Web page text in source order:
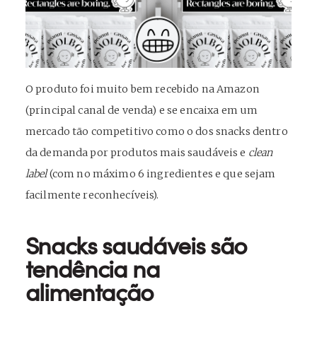
O produto foi muito bem recebido na Amazon
(principal canal de venda) e se encaixa em um
mercado tão competitivo como o dos snacks dentro
da demanda por produtos mais saudáveis e clean
label(com no máximo 6 ingredientes e que sejam
facilmente reconhecíveis).
Snacks saudáveis são
tendência na
alimentação